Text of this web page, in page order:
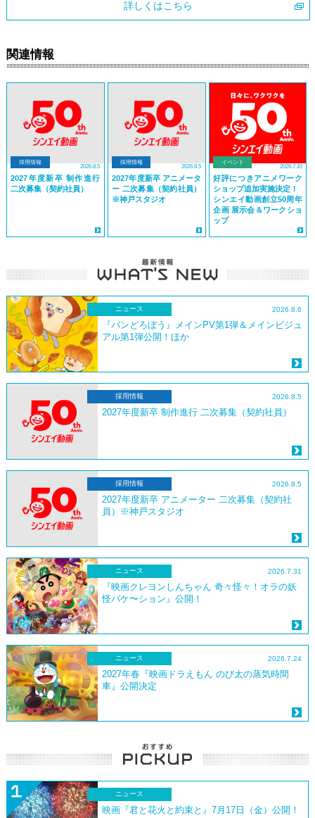
詳しくはこちら
関連情報
採用情報
2026.8.5
2027年度新卒 制作進行
二次募集（契約社員）
採用情報
2026.8.5
2027年度新卒 アニメータ
ー 二次募集（契約社員）
※神戸スタジオ
イベント
2026.7.10
好評につきアニメワーク
ショップ追加実施決定！
シンエイ動画創立50周年
企画 展示会＆ワークショ
ップ
ニュース 2026.8.6
『パンどろぼう』メインPV第1弾＆メインビジュ
アル第1弾公開！ほか
採用情報 2026.8.5
2027年度新卒 制作進行 二次募集（契約社員）
採用情報 2026.8.5
2027年度新卒 アニメーター 二次募集（契約社
員）※神戸スタジオ
ニュース 2026.7.31
『映画クレヨンしんちゃん 奇々怪々！オラの妖
怪バケ〜ション』公開！
ニュース 2026.7.24
2027年春『映画ドラえもん のび太の蒸気時間
車』公開決定
ニュース
映画『君と花火と約束と』7月17日（金）公開！